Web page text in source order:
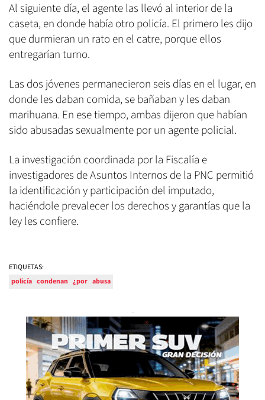
Al siguiente día, el agente las llevó al interior de la
caseta, en donde había otro policía. El primero les dijo
que durmieran un rato en el catre, porque ellos
entregarían turno.
Las dos jóvenes permanecieron seis días en el lugar, en
donde les daban comida, se bañaban y les daban
marihuana. En ese tiempo, ambas dijeron que habían
sido abusadas sexualmente por un agente policial.
La investigación coordinada por la Fiscalía e
investigadores de Asuntos Internos de la PNC permitió
la identificación y participación del imputado,
haciéndole prevalecer los derechos y garantías que la
ley les confiere.
ETIQUETAS:
policía condenan ¿por abusa